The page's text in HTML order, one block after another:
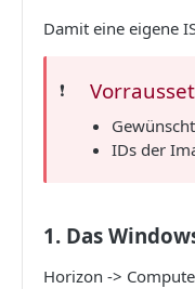
Damit eine eigene
❗️
IDs der
1. Das
Horizon ->